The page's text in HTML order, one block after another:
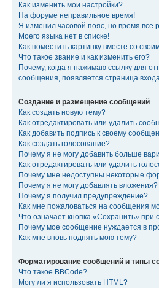
Как изменить мои настройки?
На форуме неправильное время!
Я изменил часовой пояс, но время все
Моего языка нет в списке!
Как поместить картинку вместе со
Что такое звание и как изменить его?
Почему, когда я нажимаю ссылку для
сообщения, появляется страница
Создание и размещение сообщений
Как создать новую тему?
Как отредактировать или удалить
Как добавить подпись к своему
Как создать голосование?
Почему я не могу добавить больше
Как отредактировать или удалить
Почему мне недоступны некоторые
Почему я не могу добавлять вложения?
Почему я получил предупреждение?
Как мне пожаловаться на сообщения
Что означает кнопка «Сохранить»
Почему мое сообщение нуждается в
Как мне вновь поднять мою тему?
Форматирование сообщений и типы
Что такое BBCode?
Могу ли я использовать HTML?